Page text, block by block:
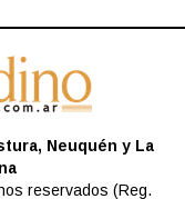
Neuquén y La
reservados (Reg.